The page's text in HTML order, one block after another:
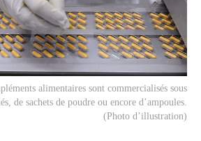
alimentaires sont commercialisés sous
de sachets de poudre ou encore d’ampoules.
(Photo d’illustration)